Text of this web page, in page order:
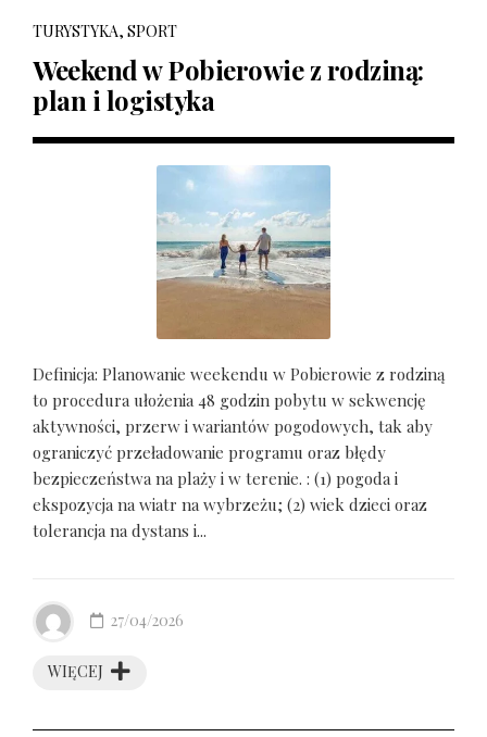
TURYSTYKA, SPORT
Weekend w Pobierowie z rodziną:
plan i logistyka
Definicja: Planowanie weekendu w Pobierowie z rodziną
to procedura ułożenia 48 godzin pobytu w sekwencję
aktywności, przerw i wariantów pogodowych, tak aby
ograniczyć przeładowanie programu oraz błędy
bezpieczeństwa na plaży i w terenie. : (1) pogoda i
ekspozycja na wiatr na wybrzeżu; (2) wiek dzieci oraz
tolerancja na dystans i...
WIĘCEJ
27/04/2026